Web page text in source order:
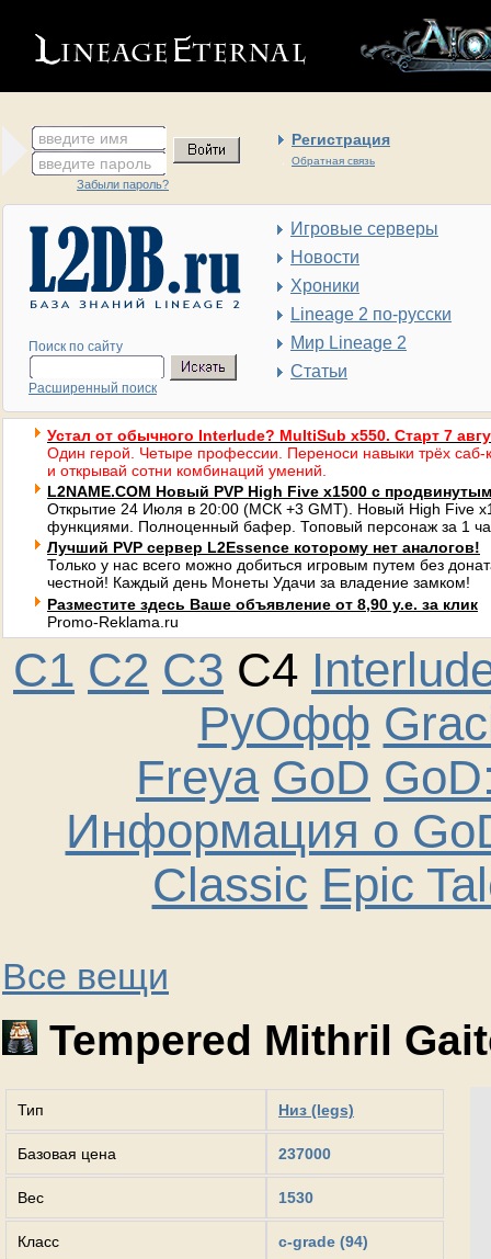
введите имя Регистрация
Обратная связь
введите пароль
Забыли пароль?
Поиск по сайту
Расширенный поиск
Игровые серверы
Новости
Хроники
Lineage 2 по-русски
Мир Lineage 2
Статьи
Устал от обычного Interlude? MultiSub x550. Старт 7
Один герой. Четыре профессии. Переноси навыки трёх саб-
и открывай сотни комбинаций умений.
L2NAME.COM Новый PVP High Five x1500 с
Открытие 24 Июля в 20:00 (МСК +3 GMT). Новый High Five
функциями. Полноценный бафер. Топовый персонаж за 1
Лучший PVP сервер L2Essence которому нет аналогов!
Только у нас всего можно добиться игровым путем без
честной! Каждый день Монеты Удачи за владение замком!
Разместите здесь Ваше объявление от 8,90 у.е. за клик
Promo-Reklama.ru
C1 C2 C3 C4
РуОфф
Freya GoD
Информация о
Classic Epic
Все вещи
Tempered Mithril
Тип Низ (legs)
Базовая цена 237000
Вес 1530
Класс c-grade (94)